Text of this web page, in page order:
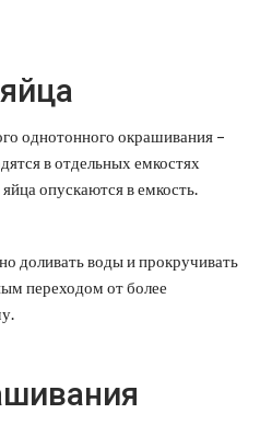
однотонного окрашивания –
в отдельных емкостях
опускаются в емкость.
доливать воды и прокручивать
переходом от более